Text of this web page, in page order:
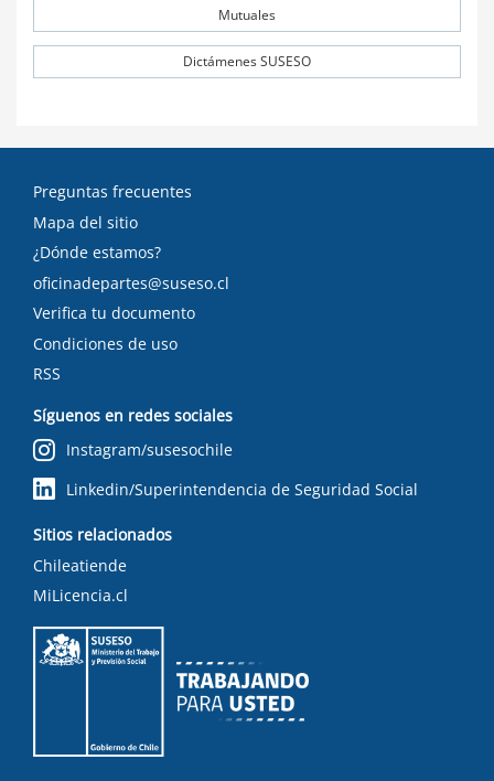
Mutuales
Dictámenes SUSESO
Preguntas frecuentes
Mapa del sitio
¿Dónde estamos?
oficinadepartes@suseso.cl
Verifica tu documento
Condiciones de uso
RSS
Síguenos en redes sociales
Instagram/susesochile
Linkedin/Superintendencia de Seguridad Social
Sitios relacionados
Chileatiende
MiLicencia.cl